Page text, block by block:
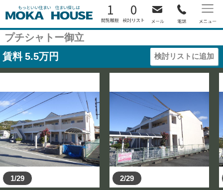
1 0
プチシャトー御立
賃料 5.5万円 検討リストに追加
1/29 2/29